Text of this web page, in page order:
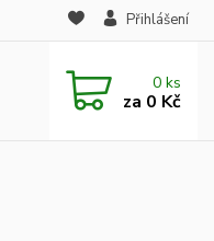
Přihlášení
0 ks
za 0 Kč